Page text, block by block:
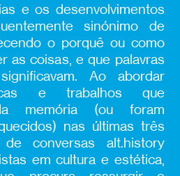
e os desenvolvimentos
sinónimo de
o porquê ou como
as coisas, e que palavras
Ao abordar
e trabalhos que
memória (ou foram
nas últimas três
conversas alt.history
em cultura e estética,